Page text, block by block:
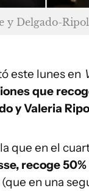
y Delgado-
este lunes en
que
y Valeria
que en el
recoge
(que en una